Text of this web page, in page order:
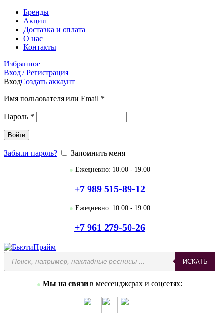
Бренды
Акции
Доставка и оплата
О нас
Контакты
Избранное
Вход / Регистрация
ВходСоздать аккаунт
Имя пользователя или Email *
Пароль *
Войти
Забыли пароль? Запомнить меня
● Ежедневно: 10.00 - 19.00
+7 989 515-89-12
● Ежедневно: 10.00 - 19.00
+7 961 279-50-26
Поиск
товаров
ИСКАТЬ
● Мы на связи в мессенджерах и соцсетях: